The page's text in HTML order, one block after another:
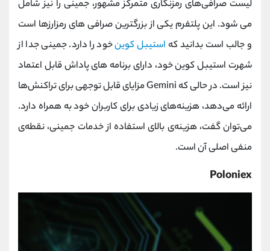
لیست صرافی‌های رمزنگاری متمرکز مشهور، جمینی را نیز شامل
می‌ شود. این پلتفرم یکی از بزرگترین صرافی‌ های رمزارزها است
و جالب است بدانید که استیبل کوینخود را دارد. جمینی جدا از
شهرت استیبل کوین خود، دارای برنامه‌ های پاداش قابل اعتماد
نیز است. در حالی که Gemini مزایای قابل توجهی برای تراکنش‌ها
ارائه می‌دهد، هزینه‌های زیادی برای کاربران خود به همراه دارد.
می‌توان گفت، هزینه‌ی بالای استفاده از خدمات جمینی، نقطه‌ی
منفی اصلی آن است.
Poloniex